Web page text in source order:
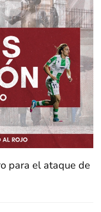
para el ataque de